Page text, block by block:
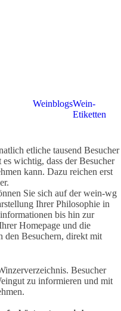
WeinblogsWein-
Etiketten
etliche tausend Besucher
wichtig, dass der Besucher
kann. Dazu reichen erst
Sie sich auf der wein-wg
Ihrer Philosophie in
bis hin zur
Homepage und die
den Besuchern, direkt mit
Besucher
zu informieren und mit